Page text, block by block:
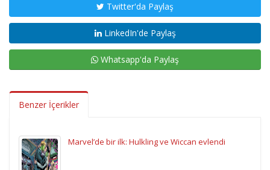
Twitter'da Paylaş
LinkedIn'de Paylaş
Whatsapp'da Paylaş
Benzer İçerikler
Marvel’de bir ilk: Hulkling ve Wiccan evlendi